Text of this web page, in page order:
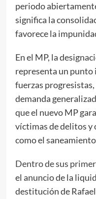
periodo
significa la
favorece la
En el MP, la
representa un
fuerzas
demanda
que el nuevo MP
víctimas de delitos y
como el
Dentro de sus
el anuncio de la
destitución de